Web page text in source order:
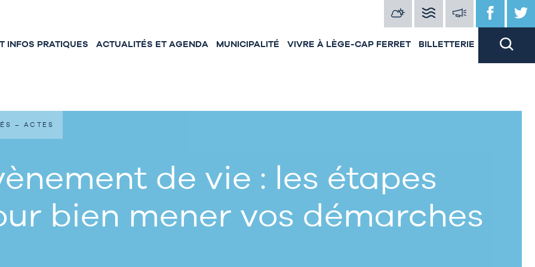
INFOS PRATIQUES ACTUALITÉS ET AGENDA MUNICIPALITÉ VIVRE À LÈGE-CAP FERRET BILLETTERIE
de vie : les étapes
bien mener vos démarches
– ACTES